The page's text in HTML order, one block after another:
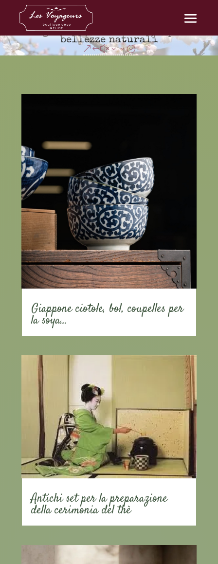
Giappone paese eterno una fusione tra
avanguardia, tradizioni, sapori e
bellezze naturali
&#x33;
Giappone ciotole, bol, coupelles per
la soya…
Antichi set per la preparazione
della cerimonia del thè